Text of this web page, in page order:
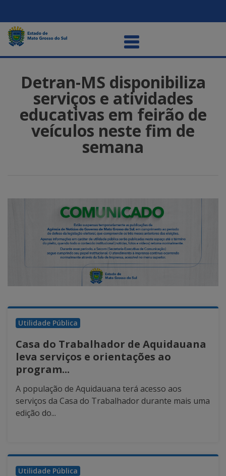
Detran-MS disponibiliza
serviços e atividades
educativas em feirão de
veículos neste fim de
semana
Utilidade Pública
Casa do Trabalhador de Aquidauana
leva serviços e orientações ao
program...
A população de Aquidauana terá acesso aos
serviços da Casa do Trabalhador durante mais uma
edição do...
Utilidade Pública